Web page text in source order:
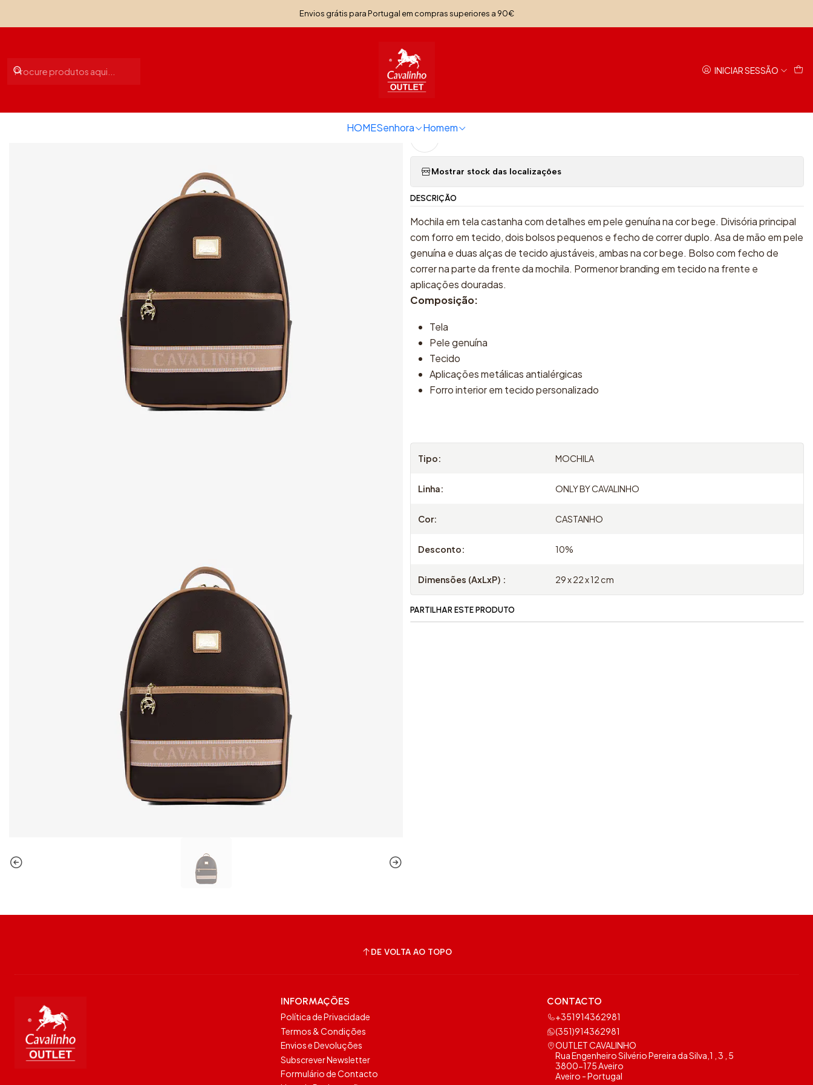
INICIAR SESSÃO
HOMESenhora Homem
Envios grátis para Portugal em compras superiores a 90€
Início Senhora Malas Senhora Mochila Only By Cavalinho
|
Mochila Only By Cavalinho
Mostrar stock das localizações
DESCRIÇÃO
Mochila em tela castanha com detalhes em pele genuína na cor bege. Divisória principal
com forro em tecido, dois bolsos pequenos e fecho de correr duplo. Asa de mão em pele
genuína e duas alças de tecido ajustáveis, ambas na cor bege. Bolso com fecho de
correr na parte da frente da mochila. Pormenor branding em tecido na frente e
aplicações douradas.
Composição:
Tela
Pele genuína
Tecido
Aplicações metálicas antialérgicas
Forro interior em tecido personalizado
Tipo: MOCHILA
Linha: ONLY BY CAVALINHO
Cor: CASTANHO
Desconto: 10%
Dimensões (AxLxP) : 29 x 22 x 12 cm
PARTILHAR ESTE PRODUTO
DE VOLTA AO TOPO
INFORMAÇÕES
Política de Privacidade
Termos & Condições
Envios e Devoluções
Subscrever Newsletter
Formulário de Contacto
CONTACTO
+351914362981
(351)914362981
OUTLET CAVALINHO
Rua Engenheiro Silvério Pereira da Silva,1 , 3 , 5
3800-175 Aveiro
Aveiro - Portugal